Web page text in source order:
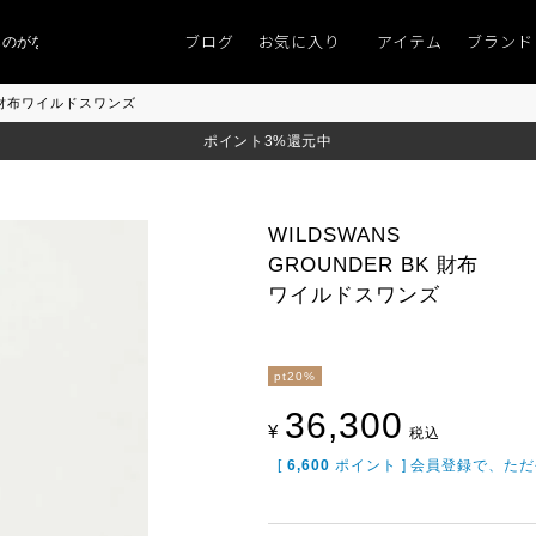
い」 「キレイなニット」 ポイント9％「マンスリーポイントキャンペーン」
ブログ お気に入り アイテム ブランド
ワイルドスワンズ
ポイント3%還元中
WILDSWANS
GROUNDER BK 財布
ワイルドスワンズ
pt20%
¥ 36,300 税込
[ 6,600 ポイント ] 会員登録で、た